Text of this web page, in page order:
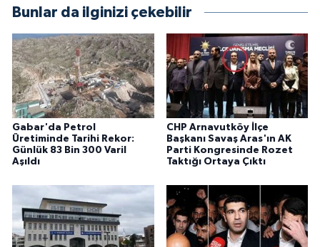
Bunlar da ilginizi çekebilir
Gabar'da Petrol
Üretiminde Tarihi Rekor:
Günlük 83 Bin 300 Varil
Aşıldı
CHP Arnavutköy İlçe
Başkanı Savaş Aras'ın AK
Parti Kongresinde Rozet
Taktığı Ortaya Çıktı